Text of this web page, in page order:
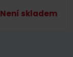
Není skladem